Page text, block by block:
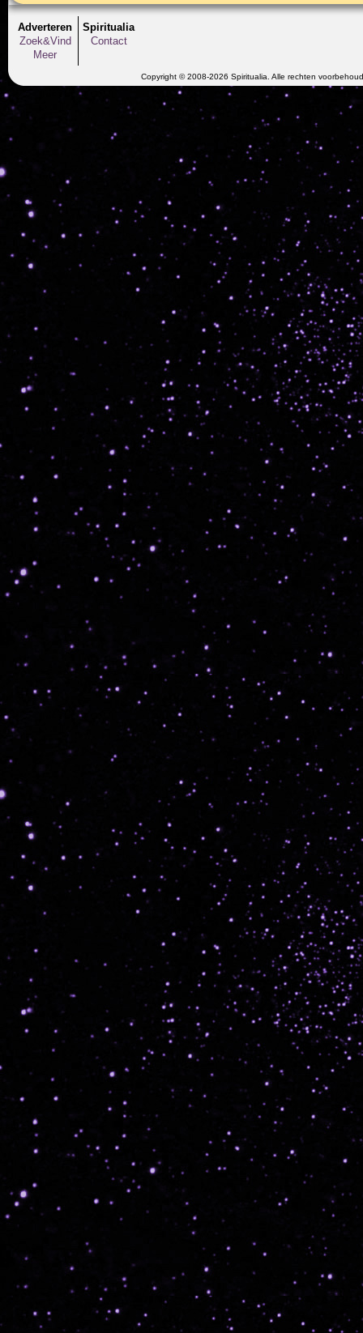
Adverteren
Zoek&Vind
Meer
Spiritualia
Contact
Copyright © 2008-2026 Spiritualia. Alle rechten